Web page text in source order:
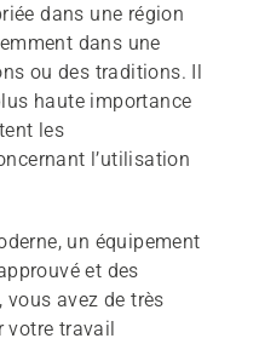
dans une région
dans une
ou des traditions. Il
haute importance
les
l’utilisation
un équipement
et des
avez de très
votre travail